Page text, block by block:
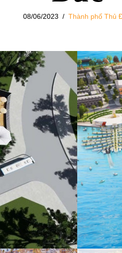
08/06/2023 Thành phố Thủ